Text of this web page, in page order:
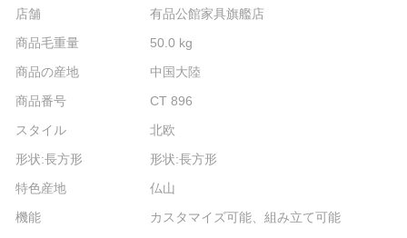
店舗
有品公館家具旗艦店
商品毛重量
50.0 kg
商品の産地
中国大陸
商品番号
CT 896
スタイル
北欧
形状:長方形
形状:長方形
特色産地
仏山
機能
カスタマイズ可能、組み立て可能